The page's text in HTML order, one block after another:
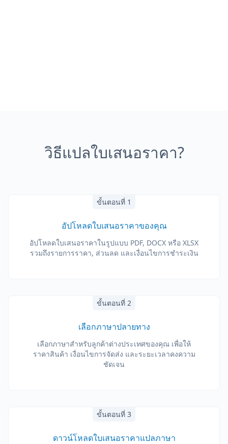
วิธีแปลใบเสนอราคา?
ขั้นตอนที่ 1
อัปโหลดใบเสนอราคาของคุณ
อัปโหลดใบเสนอราคาในรูปแบบ PDF, DOCX หรือ XLSX
รวมถึงรายการราคา, ส่วนลด และเงื่อนไขการชำระเงิน
ขั้นตอนที่ 2
เลือกภาษาปลายทาง
เลือกภาษาสำหรับลูกค้าต่างประเทศของคุณ เพื่อให้
ราคาสินค้า เงื่อนไขการจัดส่ง และระยะเวลาคงความ
ชัดเจน
ขั้นตอนที่ 3
ดาวน์โหลดใบเสนอราคาแปลภาษา